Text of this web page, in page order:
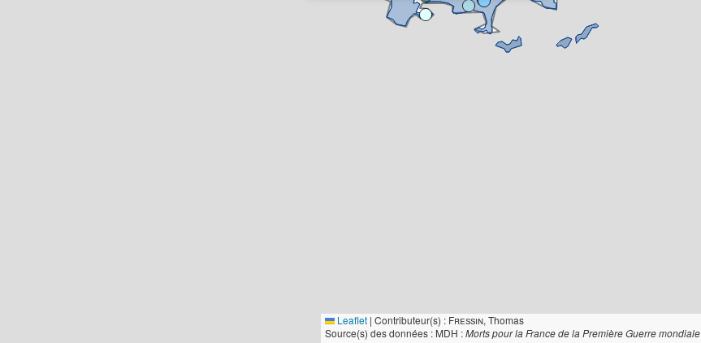
Leaflet | Contributeur(s) : Fressin, Thomas
Source(s) des données : MDH :Morts pour la France de la Première Guerre mondiale